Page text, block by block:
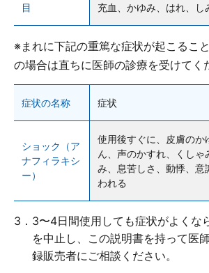
目 充血、かゆみ、はれ、し
※まれに下記の重篤な症状が起こるこ
の場合は直ちに医師の診療を受けてく
症状の名称 症状
ショック（ア
ナフィラキシ
ー）
使用後すぐに、皮膚のか
ん、声のかすれ、くしゃ
み、息苦しさ、動悸、意
われる
3．3〜4日間使用しても症状がよくな
を中止し、この説明書を持って医
録販売者にご相談ください。